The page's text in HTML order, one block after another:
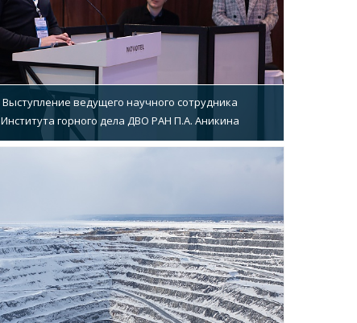
Выступление ведущего научного сотрудника
Института горного дела ДВО РАН П.А. Аникина